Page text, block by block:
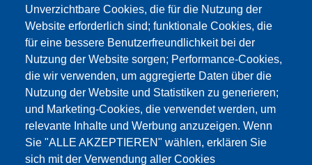
Unverzichtbare Cookies, die für die Nutzung der
Website erforderlich sind; funktionale Cookies, die
für eine bessere Benutzerfreundlichkeit bei der
Nutzung der Website sorgen; Performance-Cookies,
die wir verwenden, um aggregierte Daten über die
Nutzung der Website und Statistiken zu generieren;
und Marketing-Cookies, die verwendet werden, um
relevante Inhalte und Werbung anzuzeigen. Wenn
Sie "ALLE AKZEPTIEREN" wählen, erklären Sie
sich mit der Verwendung aller Cookies
Dieser Inhalt ist blockiert, da die Google Maps
Cookies nicht akzeptiert wurden.
NUR DIE GOOGLE MAPS COOKIES
AKZEPTIEREN.